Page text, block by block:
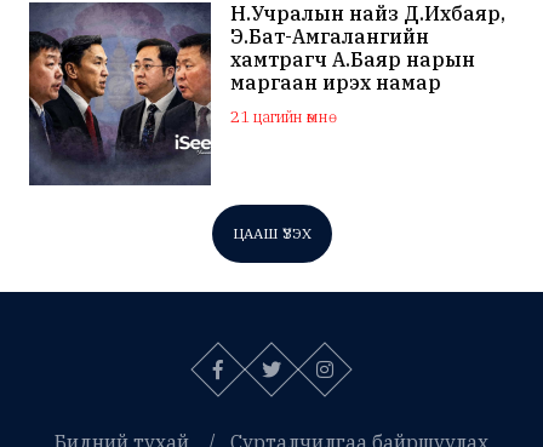
Н.Учралын найз Д.Ихбаяр,
Э.Бат-Амгалангийн
хамтрагч А.Баяр нарын
маргаан ирэх намар
нийслэлийн МАН дахин
хагарахыг харуулж байна
21 цагийн өмнө
ЦААШ ҮЗЭХ
Бидний тухай Сурталчилгаа байршуулах